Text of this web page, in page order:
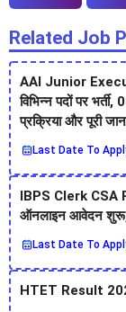
Related Job
AAI Junior
विभिन्न पदों पर
प्रक्रिया और पूरी
Last Date To
IBPS Clerk CSA
ऑनलाइन आवेदन शुरू,
Last Date To
HTET Result